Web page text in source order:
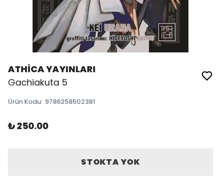
ATHİCA YAYINLARI
Gachiakuta 5
Ürün Kodu: 9786258502381
₺ 250.00
STOKTA YOK